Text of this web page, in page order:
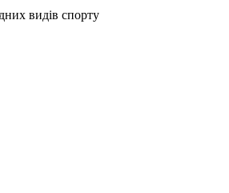
видів спорту